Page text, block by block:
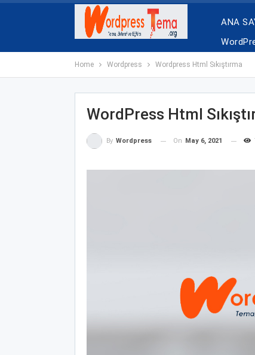
ANA
Home Wordpress Wordpress Html Sıkıştırma
WordPress Html
By Wordpress On May 6, 2021